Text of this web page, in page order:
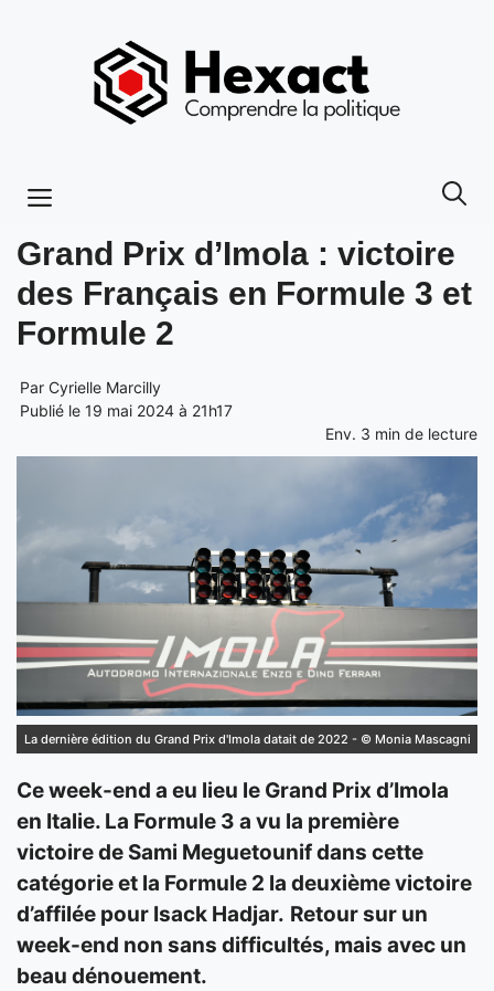
Grand Prix d’Imola : victoire
des Français en Formule 3 et
Formule 2
Par Cyrielle Marcilly
Publié le 19 mai 2024 à 21h17
Env. 3 min de lecture
La dernière édition du Grand Prix d'Imola datait de 2022 - © Monia Mascagni
Ce week-end a eu lieu le Grand Prix d’Imola
en Italie. La Formule 3 a vu la première
victoire de Sami Meguetounif dans cette
catégorie et la Formule 2 la deuxième victoire
d’affilée pour Isack Hadjar. Retour sur un
week-end non sans difficultés, mais avec un
beau dénouement.